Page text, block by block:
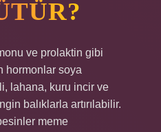
ve prolaktin gibi
hormonlar soya
lahana, kuru incir ve
balıklarla artırılabilir.
meme